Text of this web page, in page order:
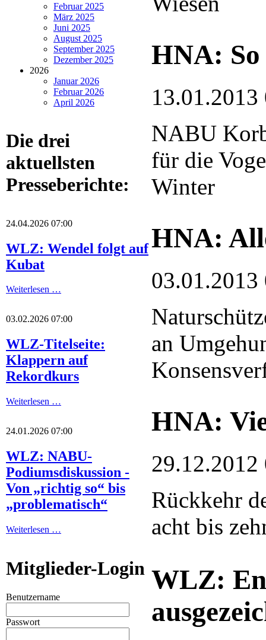
Februar 2025
März 2025
Juni 2025
August 2025
September 2025
Dezember 2025
2026
Januar 2026
Februar 2026
April 2026
Die drei
aktuellsten
Presseberichte:
24.04.2026 07:00
WLZ: Wendel folgt auf
Kubat
Weiterlesen …
03.02.2026 07:00
WLZ-Titelseite:
Klappern auf
Rekordkurs
Weiterlesen …
24.01.2026 07:00
WLZ: NABU-
Podiumsdiskussion -
Von „richtig so“ bis
„problematisch“
Weiterlesen …
Mitglieder-Login
Benutzername
Passwort
HNA:
13.01.2013
NABU
für die
Winter
HNA:
03.01.2013
an
HNA:
29.12.2012
Rückkehr
acht bis
WLZ: